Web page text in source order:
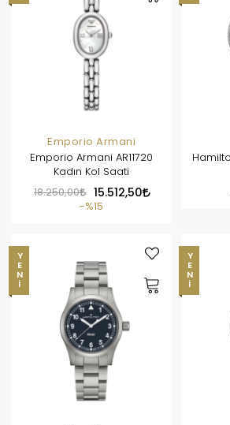
Emporio Armani
Emporio Armani AR11720
Kadın Kol Saati
18.250,00
15.512,50
%15
YENI YENI